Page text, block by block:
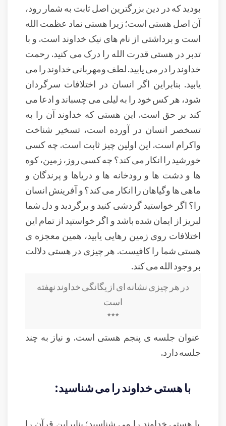
بودید که در دین بزرگترین اصل ثابت به شمار رود،
آن اصل هستی است؛ زیرا هستی نماد عظمت الله
است و برداشتی از نام های نیک خداوند است. و با
تدبر در هستی قدرت الله را درک می کنید. رحمت
خداوند را در می یابید. لطف ومهربانی خداوند را می
یابید. بنابراین اگر انسان در اختلافات سرگردان
شود، هر کس خود را به لیلی می چسباند و ادعا می
کند بر حق است. این هستی که خداوند آن را به
تسخصر انسان در آورده است، تسخیر شناخت
واکرام است. این اولین چیز ثابت است. چه کسی
خورشید را انکار می کند؟ چه کسی روز، زمین، کوه
ها و دشت ها و رودخانه ها و دریاها و پرندگان و
ماهی ها وگیاهان را انکار می کند؟ و آفرینش انسان
را؟ اگر خواستید گردشی کنید و برگردید و دل شما
لبریز از ایمان شده باشد و اگر خواستید از تمام این
اختلافات روی زمین رهایی یابید، همین معجزه ی
هستی شما را کافیست. هر چیزی در هستی دلالت
بر وجود الله می کند.
در هر چیزی نشانه ای از یگانگی خداوند نهفته
است
***
عنوان جلسه ی پنجم هستی است. و نیاز به چند
جلسه دارد.
با هستی خداوند را می شناسید:
با هستی خداوند را می شناسید؛ بنابراین قرآن را